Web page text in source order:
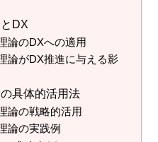
DX
論のDXへの適用
論がDX推進に与える影
具体的活用法
論の戦略的活用
論の実践例